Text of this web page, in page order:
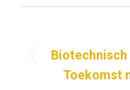
navigatie
Biotechnisch
Toekomst